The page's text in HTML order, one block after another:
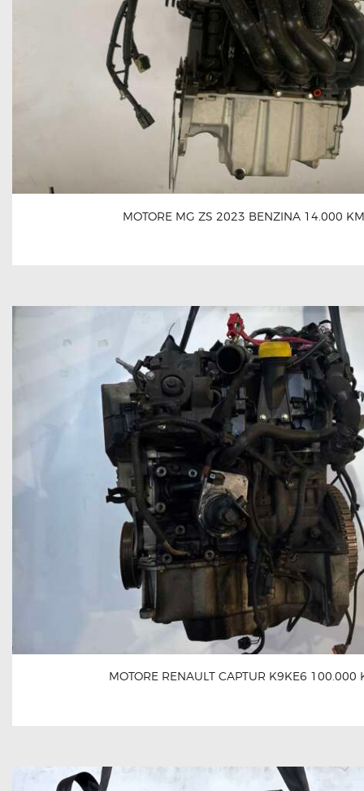
MOTORE MG ZS 2023 BENZINA 14.000 KM
MOTORE RENAULT CAPTUR K9KE6 100.000